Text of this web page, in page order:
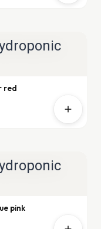
red
pink